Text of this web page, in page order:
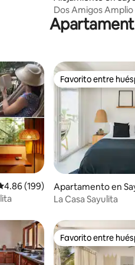
Dos Amigos Amplio
Climatizada
promedio: 4.86 de 5,
4.86 (199)
Favorito entre
Favorito entre
Apartamento en
La Casa Sayulita
Favorito entre
Favorito entre